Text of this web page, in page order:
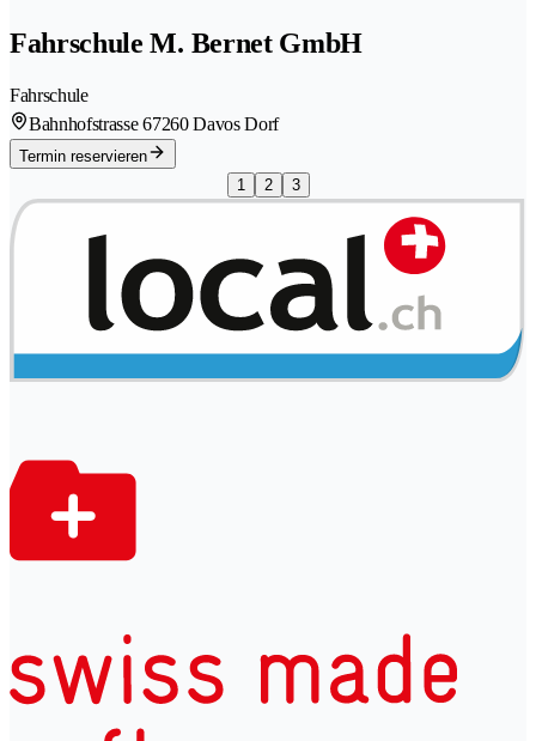
Fahrschule M. Bernet GmbH
Fahrschule
Bahnhofstrasse 67260 Davos Dorf
Termin reservieren
1
2 3